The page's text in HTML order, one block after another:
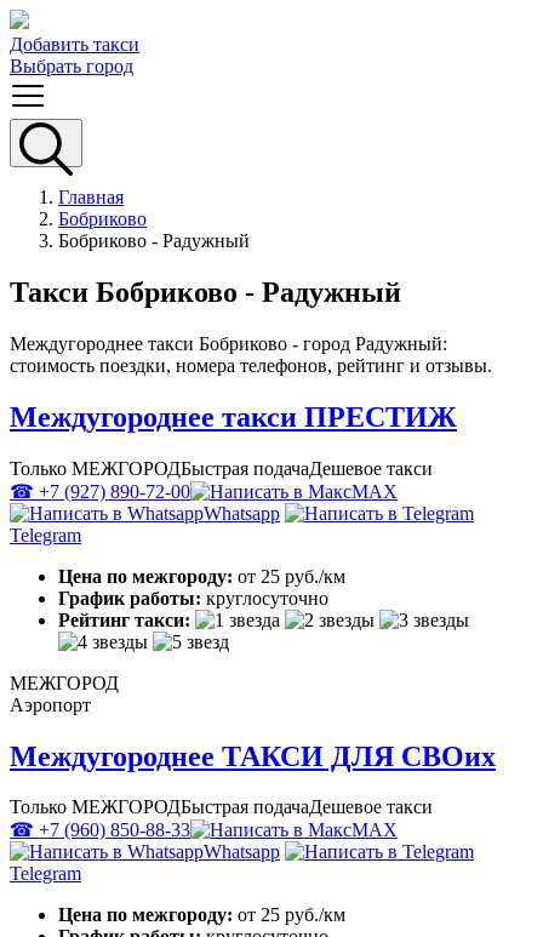
Добавить такси
Выбрать город
Главная
Бобриково
Бобриково - Радужный
Такси Бобриково - Радужный
Междугороднее такси Бобриково - город Радужный:
стоимость поездки, номера телефонов, рейтинг и отзывы.
Междугороднее такси ПРЕСТИЖ
Только МЕЖГОРОДБыстрая подачаДешевое такси
☎ +7 (927) 890-72-00
MAX
Whatsapp
Telegram
Цена по межгороду: от 25 руб./км
График работы: круглосуточно
Рейтинг такси:
МЕЖГОРОД
Аэропорт
Междугороднее ТАКСИ ДЛЯ СВОих
Только МЕЖГОРОДБыстрая подачаДешевое такси
☎ +7 (960) 850-88-33
MAX
Whatsapp
Telegram
Цена по межгороду: от 25 руб./км